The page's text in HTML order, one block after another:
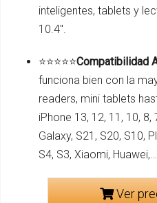
inteligentes, tablets y
10.4".
⭐️⭐️⭐️⭐️⭐️Compatibilidad
funciona bien con la
readers, mini tablets
iPhone 13, 12, 11, 10, 8,
Galaxy, S21, S20, S10,
S4, S3, Xiaomi,
Ver